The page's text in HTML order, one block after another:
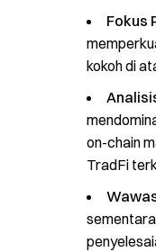
Fokus
kokoh di
on-chain
TradFi